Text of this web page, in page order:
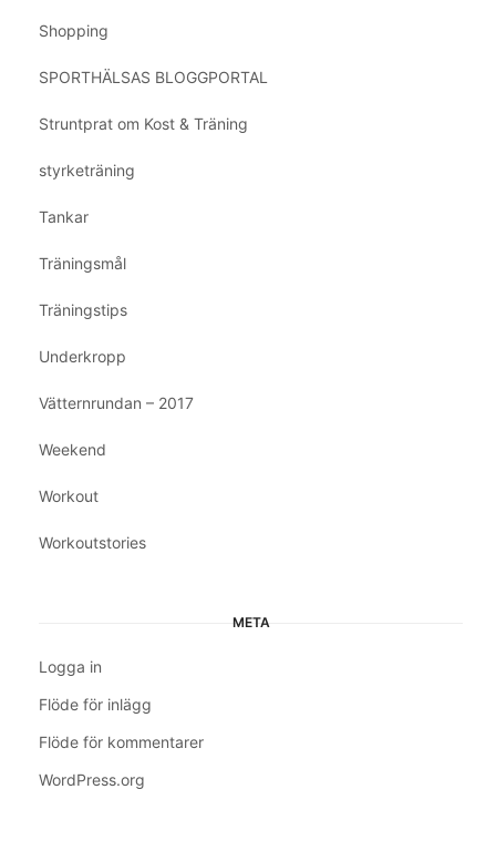
Shopping
SPORTHÄLSAS BLOGGPORTAL
Struntprat om Kost & Träning
styrketräning
Tankar
Träningsmål
Träningstips
Underkropp
Vätternrundan – 2017
Weekend
Workout
Workoutstories
META
Logga in
Flöde för inlägg
Flöde för kommentarer
WordPress.org